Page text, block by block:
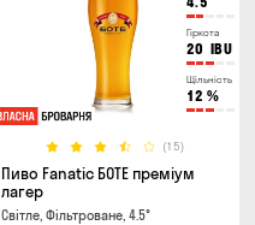
Гіркота
20 IBU
Щільність
12 %
(15)
Пиво Fanatic БОТЕ преміум
лагер
Світле, Фільтроване, 4.5°